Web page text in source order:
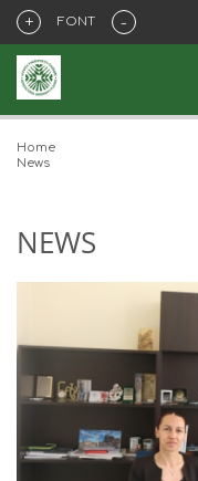
+ FONT -
Home
News
NEWS